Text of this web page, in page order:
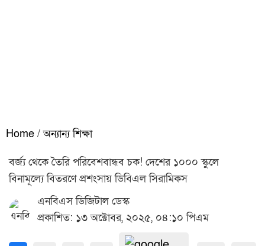
Home / অন্যান্য শিক্ষা
বর্জ্য থেকে তৈরি পরিবেশবান্ধব চক! দেশের ১০০০ স্কুলে
বিনামূল্যে বিতরণে প্রশংসায় ডিবিএল সিরামিকস
এনবিএস ডিজিটাল ডেস্ক
প্রকাশিত: ১৩ অক্টোবর, ২০২৫, ০৪:১০ পিএম